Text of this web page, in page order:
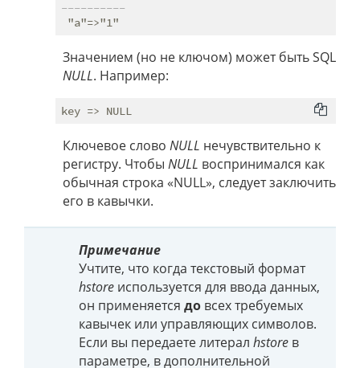
----------
Значением (но не ключом) может быть SQL
NULL. Например:
Ключевое слово NULL нечувствительно к
регистру. Чтобы NULL воспринимался как
обычная строка «NULL», следует заключить
его в кавычки.
Примечание
Учтите, что когда текстовый формат
hstore используется для ввода данных,
он применяется до всех требуемых
кавычек или управляющих символов.
Если вы передаете литерал hstore в
параметре, в дополнительной